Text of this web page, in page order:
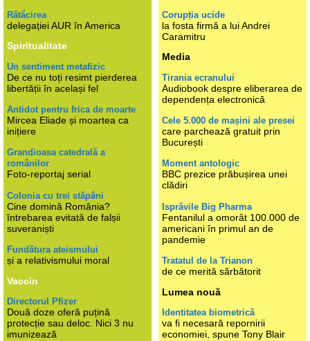
Rătăcirea
delegației AUR în America
Spiritualitate
Un sentiment metafizic
De ce nu toți resimt pierderea
libertății în același fel
Antidot pentru frica de moarte
Mircea Eliade și moartea ca
inițiere
Grandioasa catedrală a
românilor
Foto-reportaj serial
Colonia cu trei stăpâni
Cine domină România?
întrebarea evitată de falșii
suveraniști
Fundătura ateismului
și a relativismului moral
Vaccin
Directorul Pfizer
Două doze oferă puțină
protecție sau deloc. Nici 3 nu
imunizează
Corupția ucide
la fosta firmă a lui Andrei
Caramitru
Media
Tirania ecranului
Audiobook despre eliberarea de
dependența electronică
Cele 5.000 de mașini ale presei
care parchează gratuit prin
București
Moment antologic
BBC prezice prăbușirea unei
clădiri
Isprăvile Big Pharma
Fentanilul a omorât 100.000 de
americani în primul an de
pandemie
Tratatul de la Trianon
de ce merită sărbătorit
Lumea nouă
Identitatea biometrică
va fi necesară repornirii
economiei, spune Tony Blair